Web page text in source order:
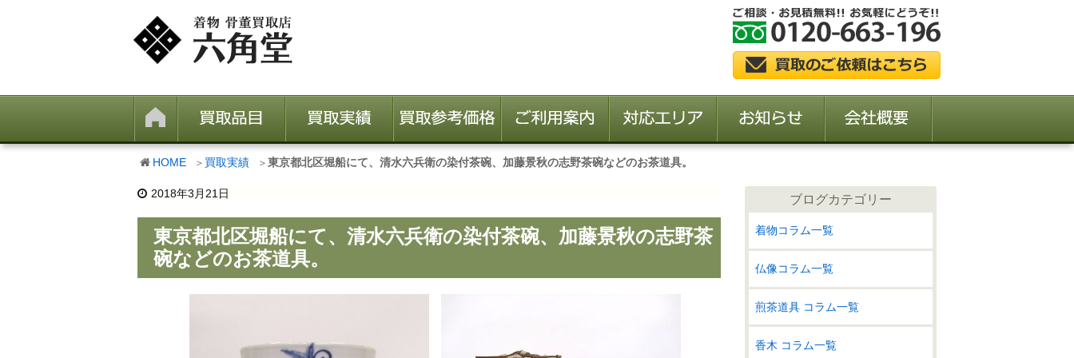
HOME 買取実績 東京都北区堀船にて、清水六兵衛の染付茶碗、加藤景秋の志野茶碗などのお茶道具。
2018年3月21日
東京都北区堀船にて、清水六兵衛の染付茶碗、加藤景秋の志野茶
碗などのお茶道具。
ブログカテゴリー
着物コラム一覧
仏像コラム一覧
煎茶道具 コラム一覧
香木 コラム一覧